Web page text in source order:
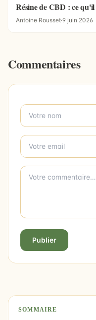
Résine de CBD : ce
Antoine Rousset·9 juin 2026
Commentaires
Publier
SOMMAIRE